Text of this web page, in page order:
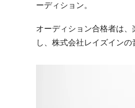
ーディション。
オーディション合格者は
し、株式会社レイズインの